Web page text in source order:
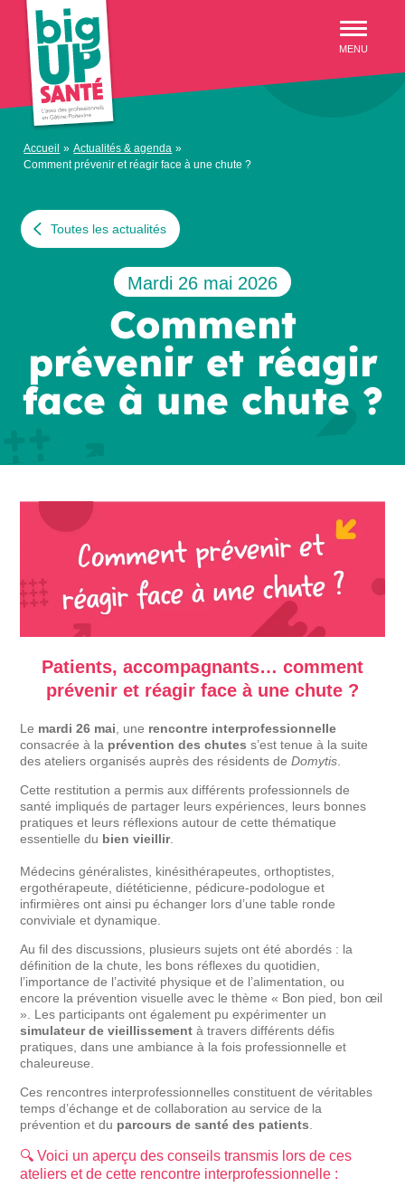
MENU
Accueil » Actualités & agenda »
Comment prévenir et réagir face à une chute ?
Toutes les actualités
Mardi 26 mai 2026
Comment
prévenir et réagir
face à une chute ?
Patients, accompagnants… comment
prévenir et réagir face à une chute ?
Le mardi 26 mai , une rencontre interprofessionnelle
consacrée à la prévention des chutes s’est tenue à la suite
des ateliers organisés auprès des résidents deDomytis
Cette restitution a permis aux différents professionnels de
santé impliqués de partager leurs expériences, leurs bonnes
pratiques et leurs réflexions autour de cette thématique
essentielle du bien vieillir.
Médecins généralistes, kinésithérapeutes, orthoptistes,
ergothérapeute, diététicienne, pédicure-podologue et
infirmières ont ainsi pu échanger lors d’une table ronde
conviviale et dynamique.
Au fil des discussions, plusieurs sujets ont été abordés : la
définition de la chute, les bons réflexes du quotidien,
l’importance de l’activité physique et de l’alimentation, ou
encore la prévention visuelle avec le thème « Bon pied, bon œil
». Les participants ont également pu expérimenter un
simulateur de vieillissement à travers différents défis
pratiques, dans une ambiance à la fois professionnelle et
chaleureuse.
Ces rencontres interprofessionnelles constituent de véritables
temps d’échange et de collaboration au service de la
prévention et du parcours de santé des patients
🔍 Voici un aperçu des conseils transmis lors de ces
ateliers et de cette rencontre interprofessionnelle :